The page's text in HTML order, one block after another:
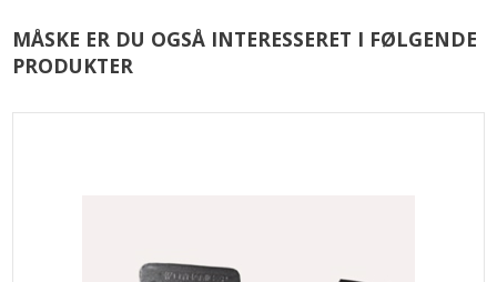
MÅSKE ER DU OGSÅ INTERESSERET I FØLGENDE
PRODUKTER